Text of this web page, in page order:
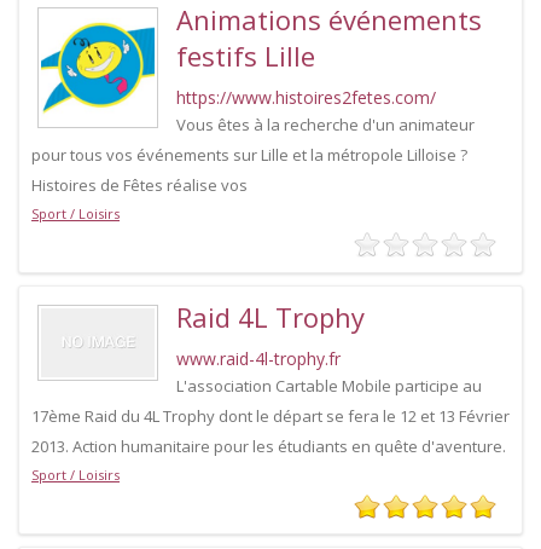
Animations événements
festifs Lille
https://www.histoires2fetes.com/
Vous êtes à la recherche d'un animateur
pour tous vos événements sur Lille et la métropole Lilloise ?
Histoires de Fêtes réalise vos
Sport / Loisirs
Raid 4L Trophy
www.raid-4l-trophy.fr
L'association Cartable Mobile participe au
17ème Raid du 4L Trophy dont le départ se fera le 12 et 13 Février
2013. Action humanitaire pour les étudiants en quête d'aventure.
Sport / Loisirs